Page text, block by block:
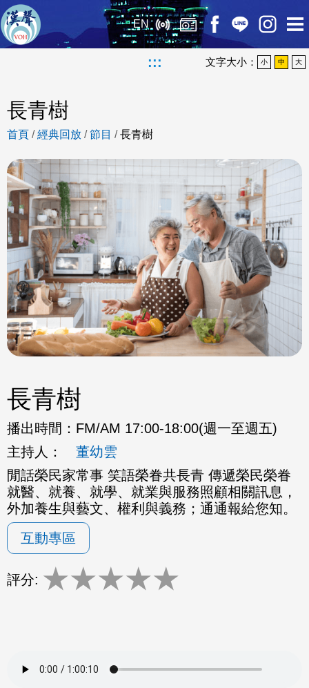
EN
::: 文字大小： 小 中 大
長青樹
首頁 /經典回放 /節目 /長青樹
長青樹
播出時間： FM/AM 17:00-18:00(週一至週五)
主持人：
董幼雲
閒話榮民家常事 笑語榮眷共長青 傳遞榮民榮眷
就醫、就養、就學、就業與服務照顧相關訊息，
外加養生與藝文、權利與義務；通通報給您知。
互動專區
評分: ★★★★★